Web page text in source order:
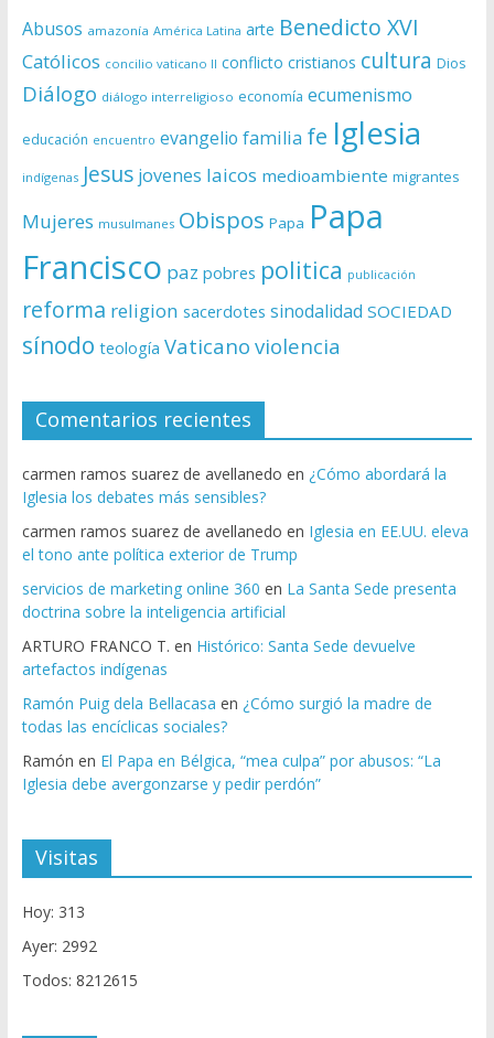
Abusos amazonía América Latina arte Benedicto XVI
Católicos concilio vaticano II conflicto cristianos cultura Dios
Diálogo diálogo interreligioso economía ecumenismo
educación encuentro evangelio familia fe Iglesia
indígenas Jesus jovenes laicos medioambiente migrantes
Mujeres musulmanes Obispos Papa Papa
Francisco paz pobres politica publicación
reforma religion sacerdotes sinodalidad SOCIEDAD
sínodo teología Vaticano violencia
Comentarios recientes
carmen ramos suarez de avellanedo en ¿Cómo abordará la
Iglesia los debates más sensibles?
carmen ramos suarez de avellanedo en Iglesia en EE.UU. eleva
el tono ante política exterior de Trump
servicios de marketing online 360 en La Santa Sede presenta
doctrina sobre la inteligencia artificial
ARTURO FRANCO T. en Histórico: Santa Sede devuelve
artefactos indígenas
Ramón Puig dela Bellacasa en ¿Cómo surgió la madre de
todas las encíclicas sociales?
Ramón en El Papa en Bélgica, “mea culpa” por abusos: “La
Iglesia debe avergonzarse y pedir perdón”
Visitas
Hoy: 313
Ayer: 2992
Todos: 8212615